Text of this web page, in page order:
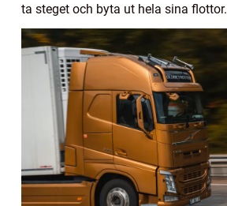
ta steget och byta ut hela sina flottor.